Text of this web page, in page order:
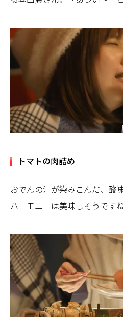
トマトの肉詰め
おでんの汁が染みこんだ、酸
ハーモニーは美味しそうですね